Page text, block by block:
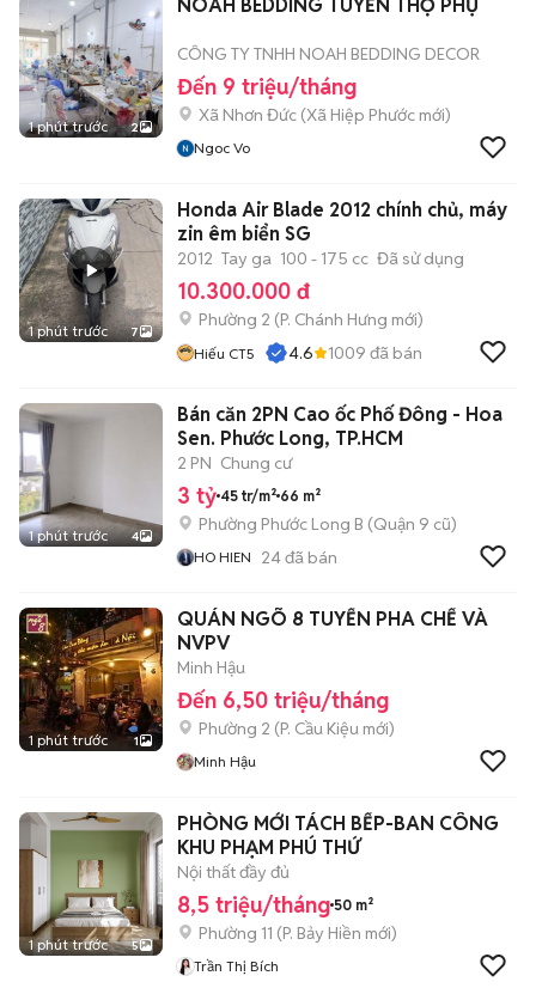
1 phút trước 2
NOAH BEDDING TUYỂN THỢ PHỤ
CÔNG TY TNHH NOAH BEDDING DECOR
Đến 9 triệu/tháng
Xã Nhơn Đức (Xã Hiệp Phước mới)
Ngoc Vo
1 phút trước 7
Honda Air Blade 2012 chính chủ, máy
zin êm biển SG
2012 Tay ga 100 - 175 cc Đã sử dụng
10.300.000 đ
Phường 2 (P. Chánh Hưng mới)
Hiếu CT5 4.6 1009 đã bán
1 phút trước 4
Bán căn 2PN Cao ốc Phố Đông - Hoa
Sen. Phước Long, TP.HCM
2 PN Chung cư
3 tỷ 45 tr/m² 66 m²
Phường Phước Long B (Quận 9 cũ)
HO HIEN 24đã bán
1 phút trước 1
QUÁN NGÕ 8 TUYỂN PHA CHẾ VÀ
NVPV
Minh Hậu
Đến 6,50 triệu/tháng
Phường 2 (P. Cầu Kiệu mới)
Minh Hậu
1 phút trước 5
PHÒNG MỚI TÁCH BẾP-BAN CÔNG
KHU PHẠM PHÚ THỨ
Nội thất đầy đủ
8,5 triệu/tháng 50 m²
Phường 11 (P. Bảy Hiền mới)
Trần Thị Bích